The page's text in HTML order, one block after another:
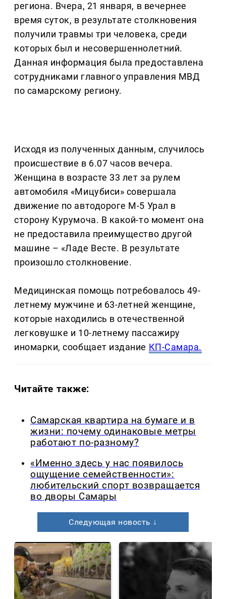
региона. Вчера, 21 января, в вечернее
время суток, в результате столкновения
получили травмы три человека, среди
которых был и несовершеннолетний.
Данная информация была предоставлена
сотрудниками главного управления МВД
по самарскому региону.
Исходя из полученных данным, случилось
происшествие в 6.07 часов вечера.
Женщина в возрасте 33 лет за рулем
автомобиля «Мицубиси» совершала
движение по автодороге М-5 Урал в
сторону Курумоча. В какой-то момент она
не предоставила преимущество другой
машине – «Ладе Весте. В результате
произошло столкновение.
Медицинская помощь потребовалось 49-
летнему мужчине и 63-летней женщине,
которые находились в отечественной
легковушке и 10-летнему пассажиру
иномарки, сообщает издание КП-Самара.
Читайте также:
Самарская квартира на бумаге и в
жизни: почему одинаковые метры
работают по-разному?
«Именно здесь у нас появилось
ощущение семейственности»:
любительский спорт возвращается
во дворы Самары
Следующая новость ↓